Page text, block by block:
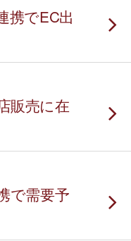
携でEC出
販売に在
で需要予